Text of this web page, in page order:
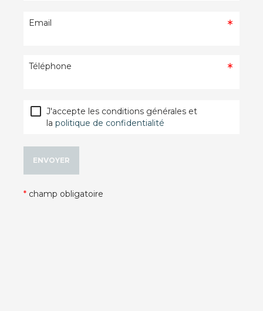
Email
Téléphone

J'accepte les conditions générales et
la politique de confidentialité
ENVOYER
* champ obligatoire